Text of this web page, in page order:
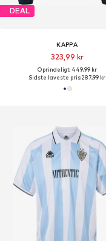
DEAL
KAPPA
323,99 kr
Oprindeligt: 449,99 kr
Sidste laveste pris:287,99 kr